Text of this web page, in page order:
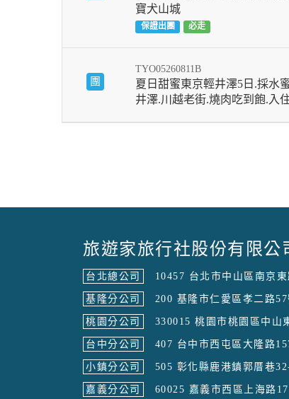
寶犬山城
保證出團 必走
團
TYO05260811B
夏日甜蜜東京輕井澤5日.採水
井澤.川越老街.燒肉吃到飽.入
旅遊家旅行社股份有限公
台北總公司 10457 台北市中山區南京
基隆分公司 200 基隆市仁愛區孝二路57
桃園分公司 330015 桃園市桃園區中山
台中分公司 407 台中市西屯區大隆路
小鎮分公司 505 彰化縣鹿港鎮郭厝巷
嘉義分公司 60025 嘉義市西區上海路